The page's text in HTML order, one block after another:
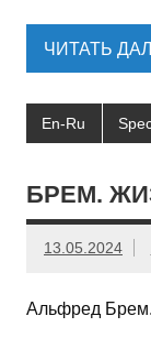
ЧИТАТЬ
En-Ru
БРЕМ.
13.05.2024
Альфред Брем.